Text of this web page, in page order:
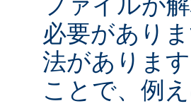
必要があり
法がありま
ことで、例